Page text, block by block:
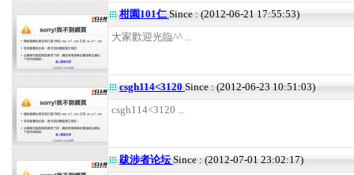
柑園101仁Since : (2012-06-21 17:55:53)
大家歡迎光臨^^ ...
csgh114<3120 Since : (2012-06-23 10:51:03)
csgh114<3120 ...
跋涉者论坛Since : (2012-07-01 23:02:17)